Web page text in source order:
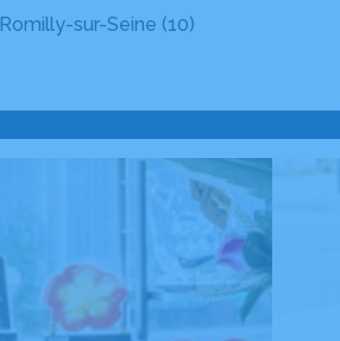
Romilly-sur-Seine (10)